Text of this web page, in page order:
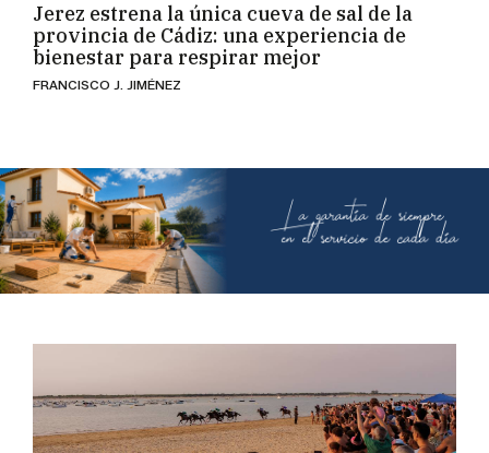
Jerez estrena la única cueva de sal de la
provincia de Cádiz: una experiencia de
bienestar para respirar mejor
FRANCISCO J. JIMÉNEZ